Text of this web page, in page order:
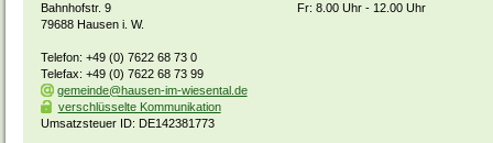
Bahnhofstr. 9
79688 Hausen i. W.
Telefon: +49 (0) 7622 68 73 0
Telefax: +49 (0) 7622 68 73 99
gemeinde@hausen-im-wiesental.de
verschlüsselte Kommunikation
Umsatzsteuer ID: DE142381773
Fr: 8.00 Uhr - 12.00 Uhr